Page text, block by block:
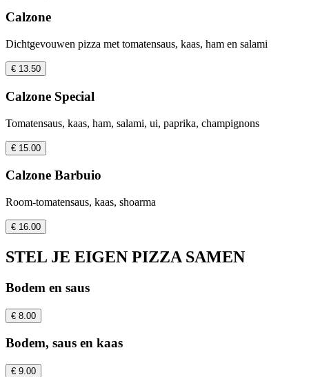
Calzone
Dichtgevouwen pizza met tomatensaus, kaas, ham en salami
€ 13.50
Calzone Special
Tomatensaus, kaas, ham, salami, ui, paprika, champignons
€ 15.00
Calzone Barbuio
Room-tomatensaus, kaas, shoarma
€ 16.00
STEL JE EIGEN PIZZA SAMEN
Bodem en saus
€ 8.00
Bodem, saus en kaas
€ 9.00